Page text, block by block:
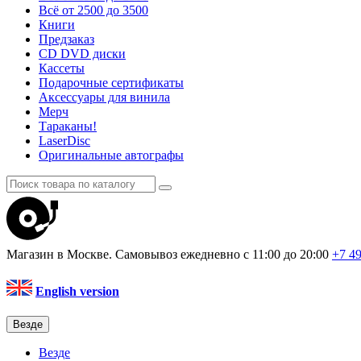
Всё от 2500 до 3500
Книги
Предзаказ
CD DVD диски
Кассеты
Подарочные сертификаты
Аксессуары для винила
Мерч
Тараканы!
LaserDisc
Оригинальные автографы
Магазин в Москве. Самовывоз ежедневно с 11:00 до 20:00 +7
English version
Везде
Везде